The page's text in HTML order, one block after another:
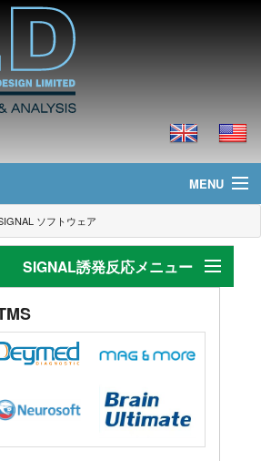
MENU
ソフトウェア
SIGNAL誘発反応メニュー
アプリケーション
磁気刺激物質とTMS
刺激生成